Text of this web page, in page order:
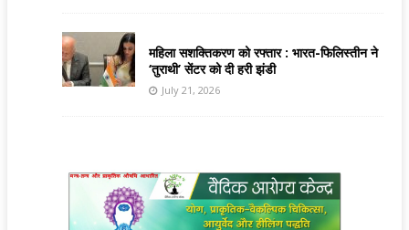
महिला सशक्तिकरण को रफ्तार : भारत-फिलिस्तीन ने
‘तुराथी’ सेंटर को दी हरी झंडी
July 21, 2026